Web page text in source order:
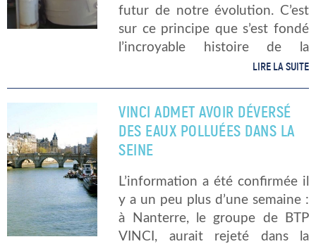
futur de notre évolution. C’est
sur ce principe que s’est fondé
l’incroyable histoire de la
péniche de Gérard Feldzer, le
nouvelle génération. Cet ancien
aviateur […]
LIRE LA SUITE
VINCI ADMET AVOIR DÉVERSÉ
DES EAUX POLLUÉES DANS LA
SEINE
L’information a été confirmée il
y a un peu plus d’une semaine :
à Nanterre, le groupe de BTP
VINCI, aurait rejeté dans la